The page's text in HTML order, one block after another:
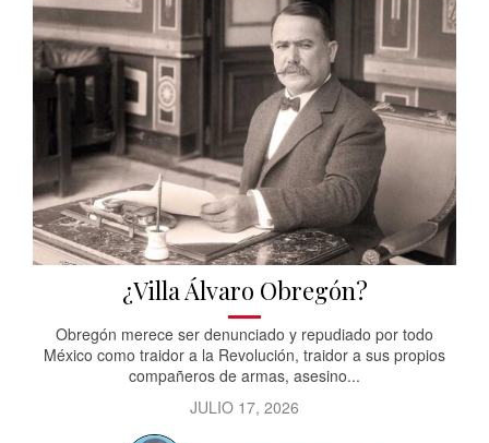
¿Villa Álvaro Obregón?
Obregón merece ser denunciado y repudiado por todo
México como traidor a la Revolución, traidor a sus propios
compañeros de armas, asesino...
JULIO 17, 2026